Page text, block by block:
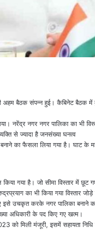
अहम बैठक संपन्न हुई। कैबिनेट बैठक में
नरेंद्र नगर नगर पालिका का भी
से ज्यादा है जनसंख्या घनत्व
का फैसला लिया गया है। घाट के
किया गया है। जो सीमा विस्तार में छूट
का भी किया गया विस्तार
इसे उचकृत करके नगर पालिका बनाने
अधिकारी के पद किए गए खत्म।
को मिली मंजूरी, इसमें सहायता